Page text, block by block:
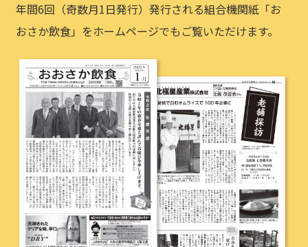
年間6回（奇数月1日発行）発行される組合機関紙「お
おさか飲食」をホームページでもご覧いただけます。